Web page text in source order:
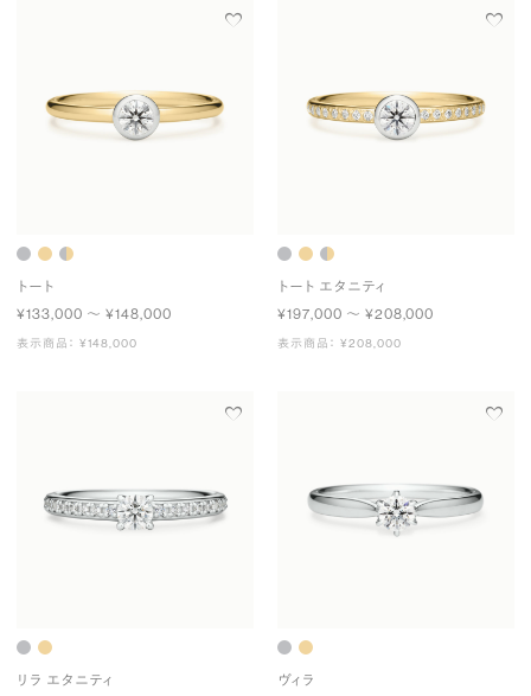
トート
¥133,000 〜 ¥148,000
表示商品： ¥148,000
トート エタニティ
¥197,000 〜 ¥208,000
表示商品： ¥208,000
リラ エタニティ ヴィラ